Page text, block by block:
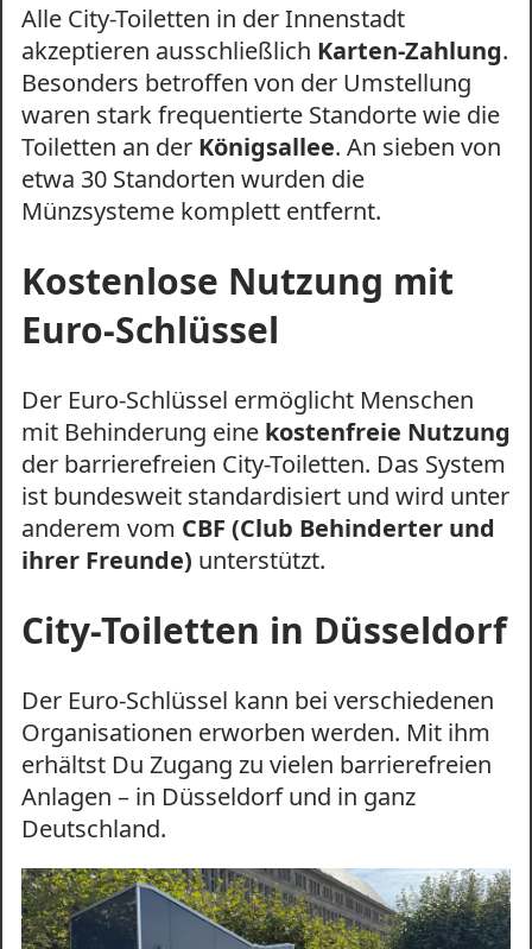
Alle City-Toiletten in der Innenstadt
akzeptieren ausschließlich Karten-Zahlung.
Besonders betroffen von der Umstellung
waren stark frequentierte Standorte wie die
Toiletten an der Königsallee. An sieben von
etwa 30 Standorten wurden die
Münzsysteme komplett entfernt.
Kostenlose Nutzung mit
Euro-Schlüssel
Der Euro-Schlüssel ermöglicht Menschen
mit Behinderung eine kostenfreie Nutzung
der barrierefreien City-Toiletten. Das System
ist bundesweit standardisiert und wird unter
anderem vom CBF (Club Behinderter und
ihrer Freunde) unterstützt.
City-Toiletten in Düsseldorf
Der Euro-Schlüssel kann bei verschiedenen
Organisationen erworben werden. Mit ihm
erhältst Du Zugang zu vielen barrierefreien
Anlagen – in Düsseldorf und in ganz
Deutschland.